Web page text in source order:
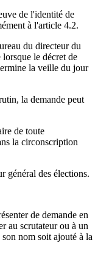
de l'identité de
à l'article 4.2.
du directeur du
le décret de
la veille du jour
la demande peut
de toute
la circonscription
des élections.
de demande en
au scrutateur ou à un
nom soit ajouté à la